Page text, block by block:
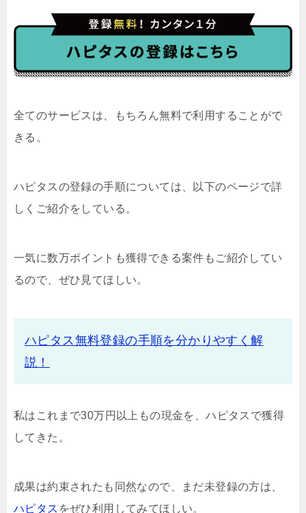
全てのサービスは、もちろん無料で利用することがで
きる。
ハピタスの登録の手順については、以下のページで詳
しくご紹介をしている。
一気に数万ポイントも獲得できる案件もご紹介してい
るので、ぜひ見てほしい。
ハピタス無料登録の手順を分かりやすく解
説！
私はこれまで30万円以上もの現金を、ハピタスで獲得
してきた。
成果は約束されたも同然なので、まだ未登録の方は、
ハピタス をぜひ利用してみてほしい。